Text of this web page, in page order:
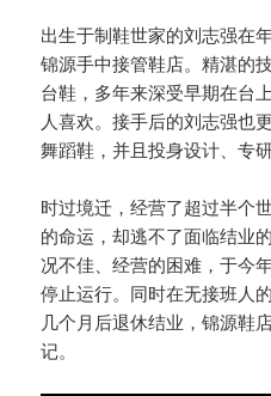
出生于制鞋世家的刘志强在
锦源手中接管鞋店。精湛的
台鞋，多年来深受早期在台
人喜欢。接手后的刘志强也
舞蹈鞋，并且投身设计、专研
时过境迁，经营了超过半个
的命运，却逃不了面临结业
况不佳、经营的困难，于今
停止运行。同时在无接班人
几个月后退休结业，锦源鞋
记。